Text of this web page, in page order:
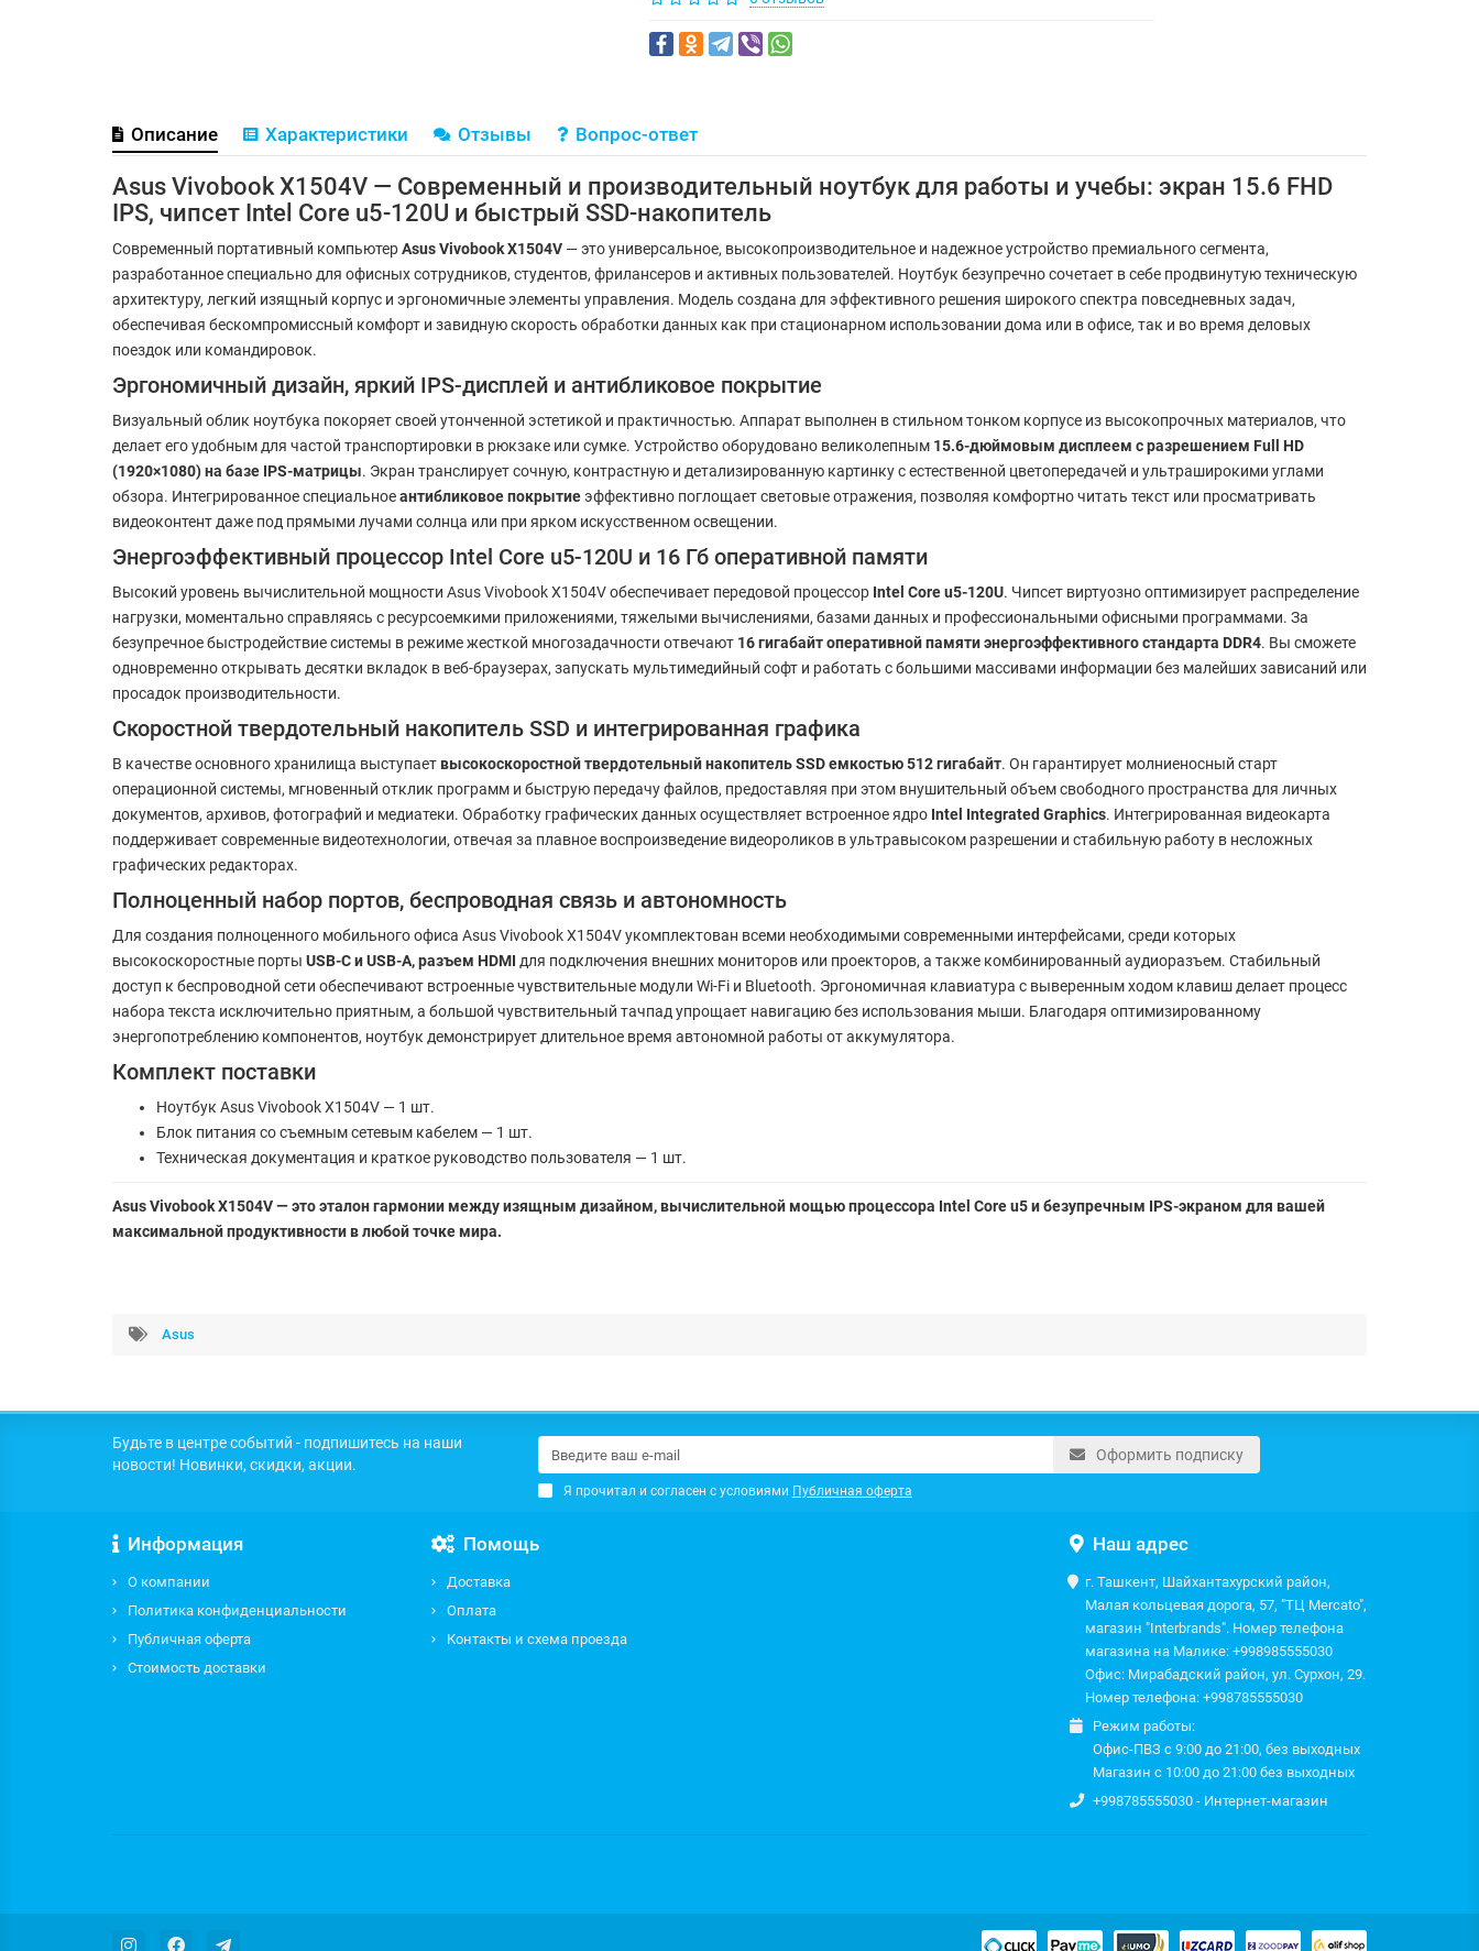
Описание Характеристики Отзывы Вопрос-ответ
Asus Vivobook X1504V — Современный и производительный ноутбук для работы и учебы: экран 15.6 FHD
IPS, чипсет Intel Core u5-120U и быстрый SSD-накопитель
Современный портативный компьютерAsus Vivobook X1504V — это универсальное, высокопроизводительное и надежное устройство премиального сегмента,
разработанное специально для офисных сотрудников, студентов, фрилансеров и активных пользователей. Ноутбук безупречно сочетает в себе продвинутую техническую
архитектуру, легкий изящный корпус и эргономичные элементы управления. Модель создана для эффективного решения широкого спектра повседневных задач,
обеспечивая бескомпромиссный комфорт и завидную скорость обработки данных как при стационарном использовании дома или в офисе, так и во время деловых
поездок или командировок.
Эргономичный дизайн, яркий IPS-дисплей и антибликовое покрытие
Визуальный облик ноутбука покоряет своей утонченной эстетикой и практичностью. Аппарат выполнен в стильном тонком корпусе из высокопрочных материалов, что
делает его удобным для частой транспортировки в рюкзаке или сумке. Устройство оборудовано великолепным 15.6-дюймовым дисплеем с разрешением Full HD
(1920×1080) на базе IPS-матрицы. Экран транслирует сочную, контрастную и детализированную картинку с естественной цветопередачей и ультраширокими углами
обзора. Интегрированное специальноеантибликовое покрытиеэффективно поглощает световые отражения, позволяя комфортно читать текст или просматривать
видеоконтент даже под прямыми лучами солнца или при ярком искусственном освещении.
Энергоэффективный процессор Intel Core u5-120U и 16 Гб оперативной памяти
Высокий уровень вычислительной мощности Asus Vivobook X1504V обеспечивает передовой процессор Intel Core u5-120U. Чипсет виртуозно оптимизирует распределение
нагрузки, моментально справляясь с ресурсоемкими приложениями, тяжелыми вычислениями, базами данных и профессиональными офисными программами. За
безупречное быстродействие системы в режиме жесткой многозадачности отвечают 16 гигабайт оперативной памяти энергоэффективного стандарта DDR4. Вы сможете
одновременно открывать десятки вкладок в веб-браузерах, запускать мультимедийный софт и работать с большими массивами информации без малейших зависаний или
просадок производительности.
Скоростной твердотельный накопитель SSD и интегрированная графика
В качестве основного хранилища выступает высокоскоростной твердотельный накопитель SSD емкостью 512 гигабайт. Он гарантирует молниеносный старт
операционной системы, мгновенный отклик программ и быструю передачу файлов, предоставляя при этом внушительный объем свободного пространства для личных
документов, архивов, фотографий и медиатеки. Обработку графических данных осуществляет встроенное ядро Intel Integrated Graphics. Интегрированная видеокарта
поддерживает современные видеотехнологии, отвечая за плавное воспроизведение видеороликов в ультравысоком разрешении и стабильную работу в несложных
графических редакторах.
Полноценный набор портов, беспроводная связь и автономность
Для создания полноценного мобильного офиса Asus Vivobook X1504V укомплектован всеми необходимыми современными интерфейсами, среди которых
высокоскоростные порты USB-C и USB-A, разъем HDMI для подключения внешних мониторов или проекторов, а также комбинированный аудиоразъем. Стабильный
доступ к беспроводной сети обеспечивают встроенные чувствительные модули Wi-Fi и Bluetooth. Эргономичная клавиатура с выверенным ходом клавиш делает процесс
набора текста исключительно приятным, а большой чувствительный тачпад упрощает навигацию без использования мыши. Благодаря оптимизированному
энергопотреблению компонентов, ноутбук демонстрирует длительное время автономной работы от аккумулятора.
Комплект поставки
Ноутбук Asus Vivobook X1504V — 1 шт.
Блок питания со съемным сетевым кабелем — 1 шт.
Техническая документация и краткое руководство пользователя — 1 шт.
Asus Vivobook X1504V — это эталон гармонии между изящным дизайном, вычислительной мощью процессора Intel Core u5 и безупречным IPS-экраном для вашей
максимальной продуктивности в любой точке мира.
Asus
Будьте в центре событий - подпишитесь на наши
новости! Новинки, скидки, акции.
Оформить подписку
Я прочитал и согласен с условиями Публичная оферта
Информация
О компании
Политика конфиденциальности
Публичная оферта
Стоимость доставки
Помощь
Доставка
Оплата
Контакты и схема проезда
Наш адрес
г. Ташкент, Шайхантахурский район,
Малая кольцевая дорога, 57, "ТЦ Mercato",
магазин "Interbrands". Номер телефона
магазина на Малике: +998985555030
Офис: Мирабадский район, ул. Сурхон, 29.
Номер телефона: +998785555030
Режим работы:
Офис-ПВЗ с 9:00 до 21:00, без выходных
Магазин с 10:00 до 21:00 без выходных
+998785555030 - Интернет-магазин